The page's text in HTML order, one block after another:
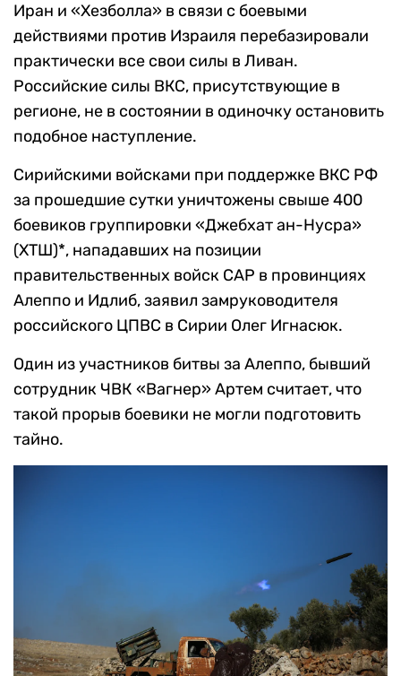
Иран и «Хезболла» в связи с боевыми
действиями против Израиля перебазировали
практически все свои силы в Ливан.
Российские силы ВКС, присутствующие в
регионе, не в состоянии в одиночку остановить
подобное наступление.
Сирийскими войсками при поддержке ВКС РФ
за прошедшие сутки уничтожены свыше 400
боевиков группировки «Джебхат ан-Нусра»
(ХТШ)*, нападавших на позиции
правительственных войск САР в провинциях
Алеппо и Идлиб, заявил замруководителя
российского ЦПВС в Сирии Олег Игнасюк.
Один из участников битвы за Алеппо, бывший
сотрудник ЧВК «Вагнер» Артем считает, что
такой прорыв боевики не могли подготовить
тайно.